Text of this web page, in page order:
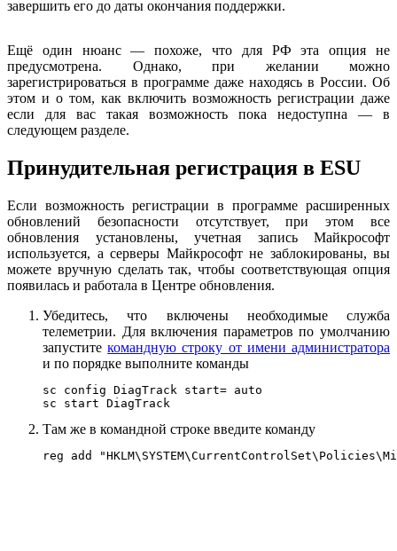
завершить его до даты окончания поддержки.
Ещё один нюанс — похоже, что для РФ эта опция не
предусмотрена. Однако, при желании можно
зарегистрироваться в программе даже находясь в России. Об
этом и о том, как включить возможность регистрации даже
если для вас такая возможность пока недоступна — в
следующем разделе.
Принудительная регистрация в ESU
Если возможность регистрации в программе расширенных
обновлений безопасности отсутствует, при этом все
обновления установлены, учетная запись Майкрософт
используется, а серверы Майкрософт не заблокированы, вы
можете вручную сделать так, чтобы соответствующая опция
появилась и работала в Центре обновления.
Убедитесь, что включены необходимые служба
телеметрии. Для включения параметров по умолчанию
запуститекомандную строку от имени администратора
и по порядке выполните команды
sc config DiagTrack start= auto
sc start DiagTrack
Там же в командной строке введите команду
reg add